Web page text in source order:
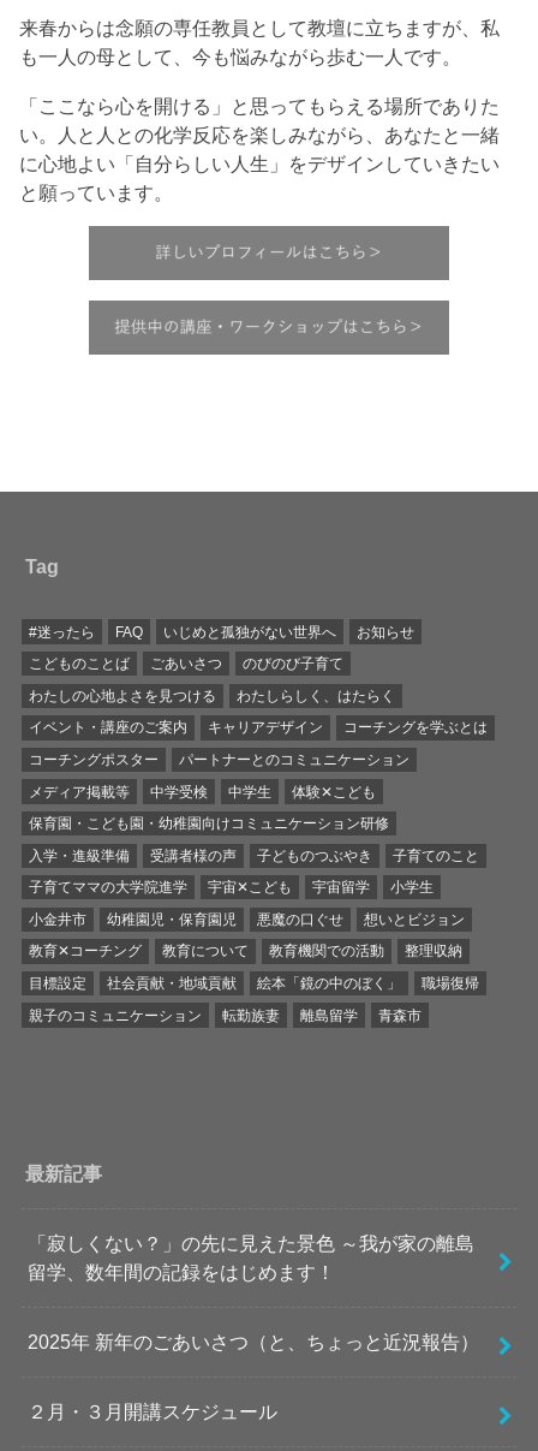
来春からは念願の専任教員として教壇に立ちますが、私
も一人の母として、今も悩みながら歩む一人です。
「ここなら心を開ける」と思ってもらえる場所でありた
い。人と人との化学反応を楽しみながら、あなたと一緒
に心地よい「自分らしい人生」をデザインしていきたい
と願っています。
Tag
#迷ったら FAQ いじめと孤独がない世界へ
お知らせ
こどものことば
ごあいさつ
のびのび子育て
わたしの心地よさを見つける
わたしらしく、はたらく
イベント・講座のご案内
キャリアデザイン
コーチングを学ぶとは
コーチングポスター
パートナーとのコミュニケーション
メディア掲載等
中学受検 中学生
体験✕こども
保育園・こども園・幼稚園向けコミュニケーション研修
入学・進級準備
受講者様の声 子どものつぶやき
子育てのこと
子育てママの大学院進学
宇宙✕こども 宇宙留学
小学生
小金井市
幼稚園児・保育園児 悪魔の口ぐせ
想いとビジョン
教育✕コーチング
教育について 教育機関での活動
整理収納
目標設定
社会貢献・地域貢献 絵本「鏡の中のぼく」
職場復帰
親子のコミュニケーション
転勤族妻 離島留学 青森市
最新記事
「寂しくない？」の先に見えた景色 ～我が家の離島
留学、数年間の記録をはじめます！
2025年 新年のごあいさつ（と、ちょっと近況報告）
２月・３月開講スケジュール